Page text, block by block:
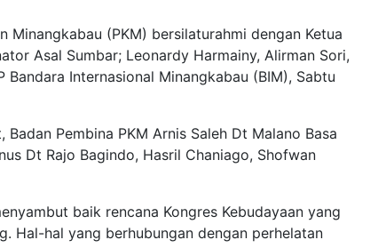
Minangkabau (PKM) bersilaturahmi dengan Ketua
Asal Sumbar; Leonardy Harmainy, Alirman Sori,
Bandara Internasional Minangkabau (BIM), Sabtu
Pembina PKM Arnis Saleh Dt Malano Basa
Dt Rajo Bagindo, Hasril Chaniago, Shofwan
baik rencana Kongres Kebudayaan yang
Hal-hal yang berhubungan dengan perhelatan